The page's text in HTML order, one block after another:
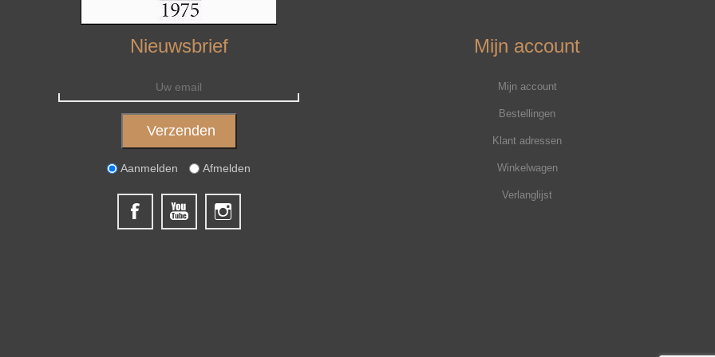
Nieuwsbrief
Aanmelden Afmelden
Mijn account
Mijn account
Bestellingen
Klant adressen
Winkelwagen
Verlanglijst